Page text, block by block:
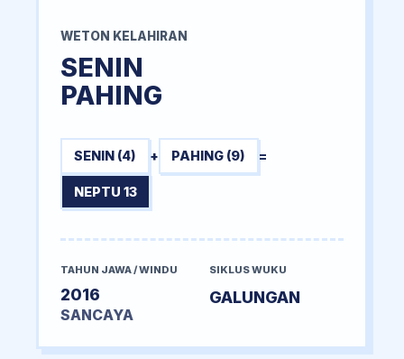
WETON KELAHIRAN
SENIN
PAHING
SENIN (4) + PAHING (9) =
NEPTU 13
TAHUN JAWA / WINDU
2016
SANCAYA
SIKLUS WUKU
GALUNGAN